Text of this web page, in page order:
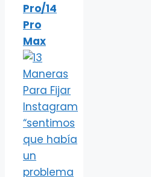
Pro/14
Pro
Max